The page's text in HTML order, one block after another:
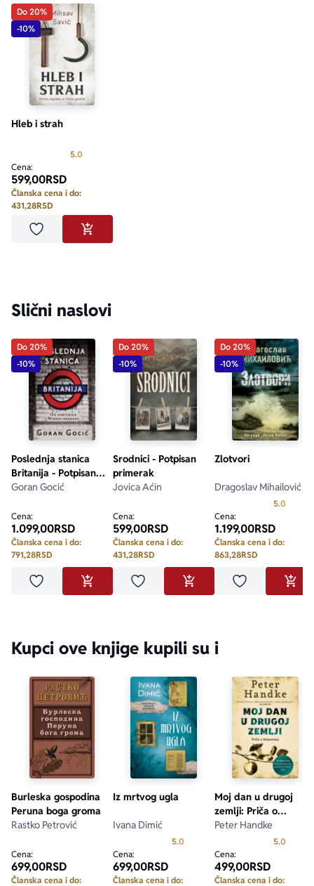
Do 20%
-10%
Hleb i strah
5.0
Cena:
599,00RSD
Članska cena i do:
431,28RSD
Dodaj u omiljeneDODAJ U KORPU
Slični naslovi
Do 20%
-10%
Poslednja stanica
Britanija - Potpisan
primerak
Goran Gocić
Cena:
1.099,00RSD
Članska cena i do:
791,28RSD
Dodaj u omiljeneDODAJ U KORPU
Do 20%
-10%
Srodnici - Potpisan
primerak
Jovica Aćin
Cena:
599,00RSD
Članska cena i do:
431,28RSD
Dodaj u omiljeneDODAJ U KORPU
Do 20%
-10%
Zlotvori
Dragoslav Mihailović
5.0
Cena:
1.199,00RSD
Članska cena i do:
863,28RSD
Dodaj u
Kupci ove knjige kupili su i
Burleska gospodina
Peruna boga groma
Rastko Petrović
Cena:
699,00RSD
Članska cena i do:
Iz mrtvog ugla
Ivana Dimić
5.0 Prosecna ocena je 5.0 od 5
Cena:
699,00RSD
Članska cena i do:
Moj dan u drugoj
zemlji: Priča o
demonima
Peter Handke
5.0
Cena:
499,00RSD
Članska cena i do: